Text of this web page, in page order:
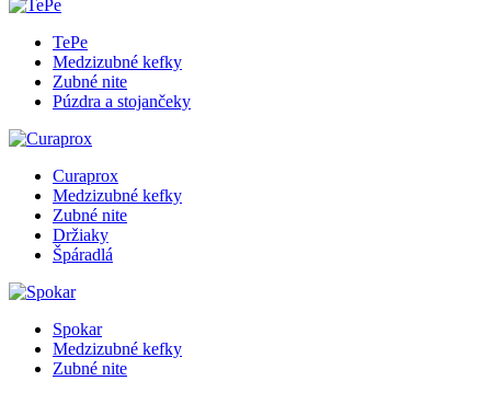
TePe
Medzizubné kefky
Zubné nite
Púzdra a stojančeky
Curaprox
Medzizubné kefky
Zubné nite
Držiaky
Špáradlá
Spokar
Medzizubné kefky
Zubné nite